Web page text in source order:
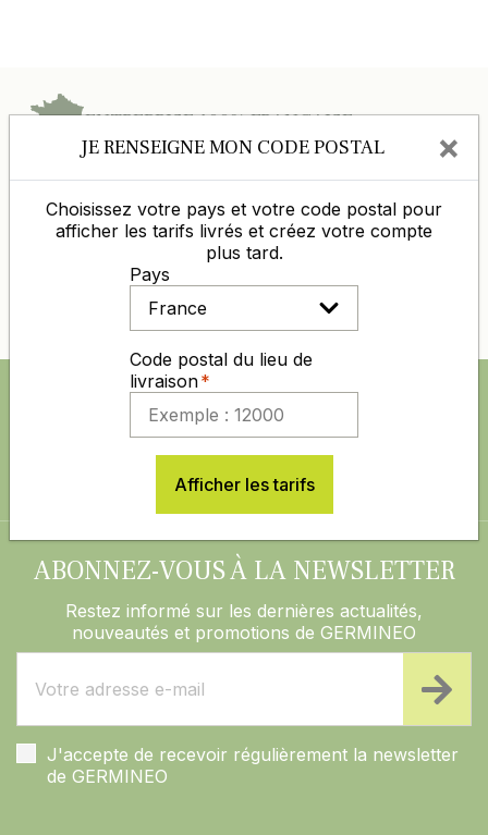
ENTREPRISE 100% FRANÇAISE
DES PRIX COMPÉTITIFS TOUTE L'ANNÉE
PAIEMENT 100% SÉCURISÉ
SUIVEZ NOUS AUSSI SUR
ABONNEZ-VOUS À LA NEWSLETTER
Restez informé sur les dernières actualités,
nouveautés et promotions de GERMINEO
J'accepte de recevoir régulièrement la newsletter
de GERMINEO
JE RENSEIGNE MON CODE POSTAL ×
Choisissez votre pays et votre code postal pour
afficher les tarifs livrés et créez votre compte
plus tard.
Pays
Code postal du lieu de
livraison
Afficher les tarifs